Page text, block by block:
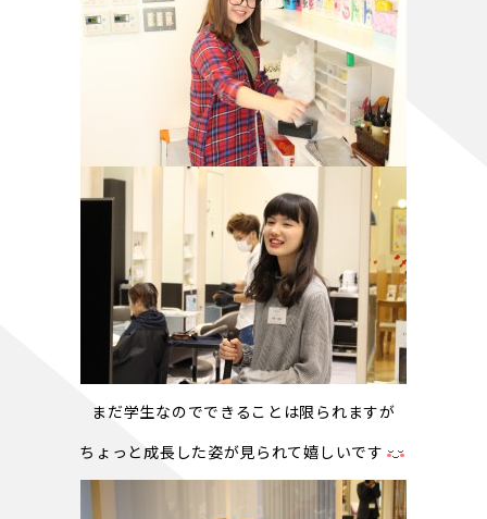
まだ学生なのでできることは限られますが
ちょっと成長した姿が見られて嬉しいです